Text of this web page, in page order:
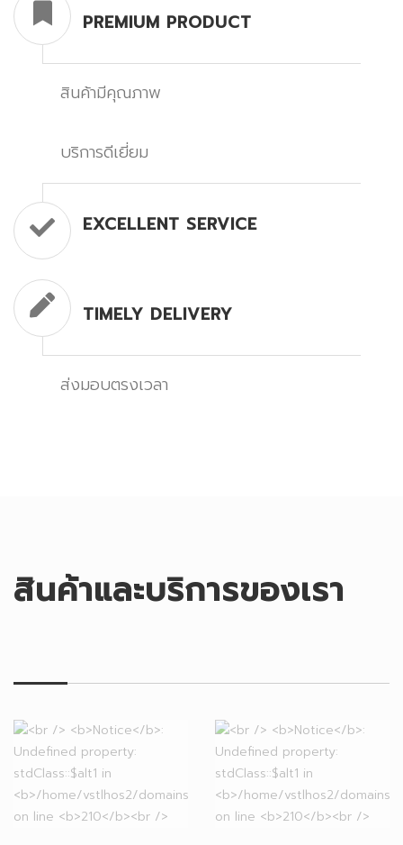
PREMIUM PRODUCT
สินค้ามีคุณภาพ
บริการดีเยี่ยม
EXCELLENT SERVICE
TIMELY DELIVERY
ส่งมอบตรงเวลา
สินค้าและบริการของเรา